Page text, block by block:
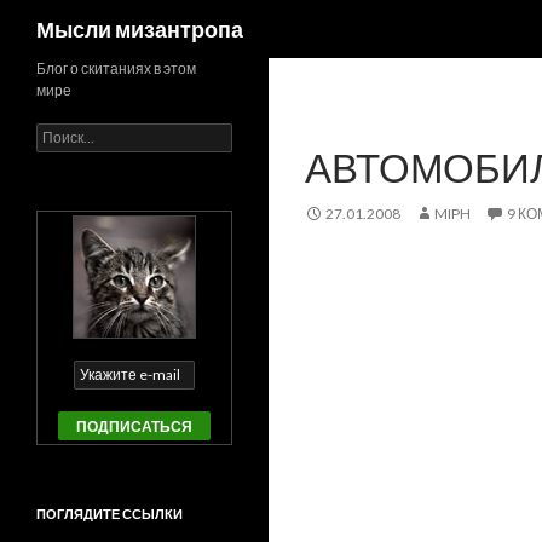
Мысли мизантропа
27.01.2008 MIPH 9
Блог о скитаниях в этом
мире
Найти:
ПОГЛЯДИТЕ ССЫЛКИ